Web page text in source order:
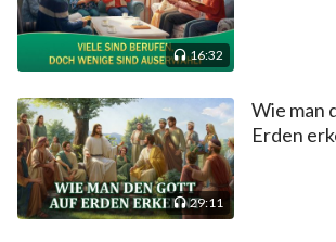
16:32
29:11
Wie man
Erden